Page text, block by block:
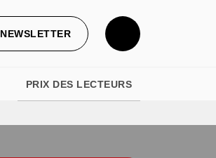
NEWSLETTER
PRIX DES LECTEURS